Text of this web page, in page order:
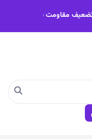
دشمن با تضعیف